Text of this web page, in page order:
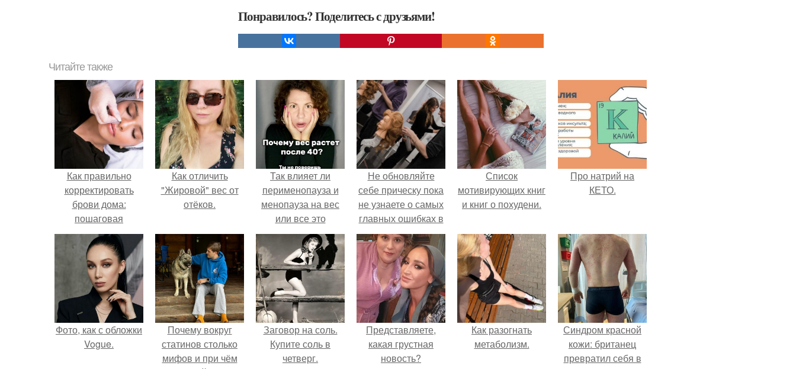
Понравилось? Поделитесь с друзьями!
Читайте также
Как правильно
корректировать
брови дома:
пошаговая
инструкция
Как отличить
"Жировой" вес от
отёков.
Так влияет ли
перименопауза и
менопауза на вес
или все это
ерунда?
Не обновляйте
себе прическу пока
не узнаете о самых
главных ошибках в
выборе стиля
Список
мотивирующих книг
и книг о похудени.
Про натрий на
КЕТО.
Фото, как с обложки
Vogue.
Почему вокруг
статинов столько
мифов и при чём
Заговор на соль.
Купите соль в
четверг.
Представляете,
какая грустная
новость?
Как разогнать
метаболизм.
Синдром красной
кожи: британец
превратил себя в